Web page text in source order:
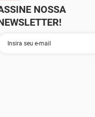
NOSSA